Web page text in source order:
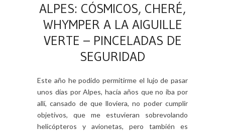
ALPES: CÓSMICOS, CHERÉ,
WHYMPER A LA AIGUILLE
VERTE – PINCELADAS DE
SEGURIDAD
Este año he podido permitirme el lujo de pasar
unos días por Alpes, hacía años que no iba por
allí, cansado de que lloviera, no poder cumplir
objetivos, que me estuvieran sobrevolando
helicópteros y avionetas, pero también es